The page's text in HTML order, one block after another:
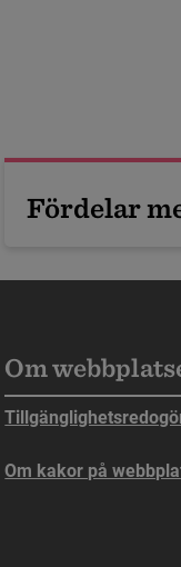
Fördelarm
öppnas i
öppnas i nytt
Om
Om kakor på